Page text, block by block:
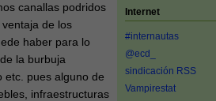
canallas podridos
de los
haber para lo
la burbuja
etc. pues alguno de
infraestructuras
Internet
#internautas
@ecd_
sindicación RSS
Vampirestat